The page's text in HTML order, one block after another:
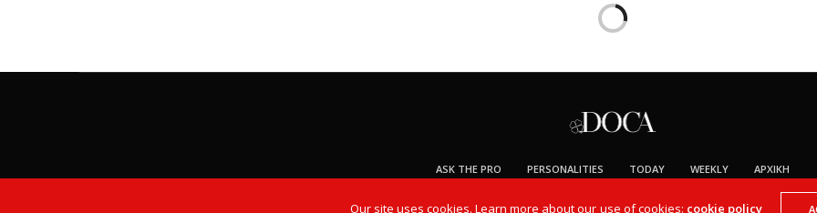
ASK THE PRO PERSONALITIES TODAY WEEKLY ΑΡΧΙΚΉ
Our site uses cookies. Learn more about our use of cookies: cookie policy